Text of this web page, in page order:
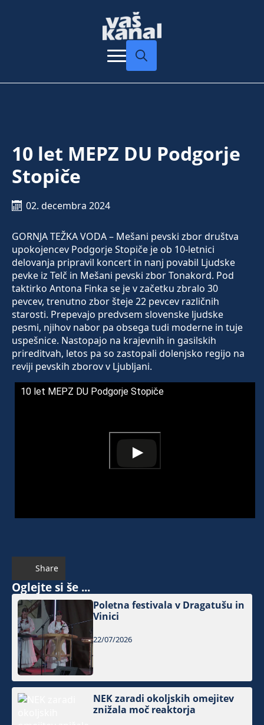
10 let MEPZ DU Podgorje
Stopiče
02. decembra 2024
GORNJA TEŽKA VODA – Mešani pevski zbor društva
upokojencev Podgorje Stopiče je ob 10-letnici
delovanja pripravil koncert in nanj povabil Ljudske
pevke iz Telč in Mešani pevski zbor Tonakord. Pod
taktirko Antona Finka se je v začetku zbralo 30
pevcev, trenutno zbor šteje 22 pevcev različnih
starosti. Prepevajo predvsem slovenske ljudske
pesmi, njihov nabor pa obsega tudi moderne in tuje
uspešnice. Nastopajo na krajevnih in gasilskih
prireditvah, letos pa so zastopali dolenjsko regijo na
reviji pevskih zborov v Ljubljani.
10 let MEPZ DU Podgorje Stopiče
Share
Oglejte si še ...
Poletna festivala v Dragatušu in
Vinici
22/07/2026
NEK zaradi okoljskih omejitev
znižala moč reaktorja